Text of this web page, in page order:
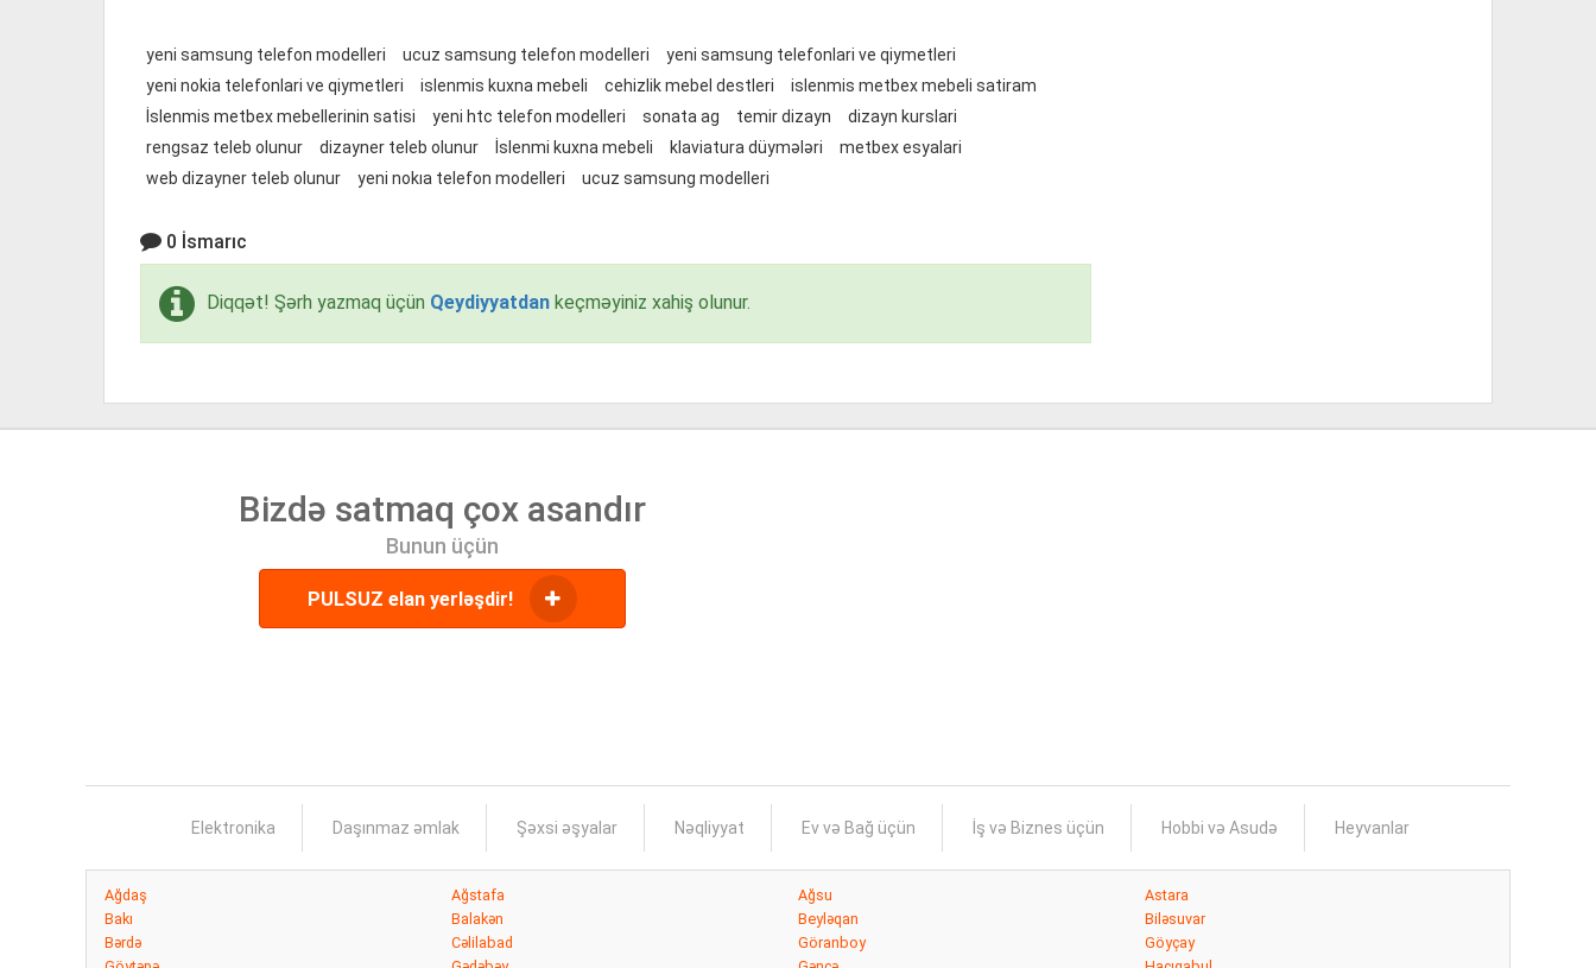
yeni samsung telefon modelleri ucuz samsung telefon modelleri
yeni samsung telefonlari ve qiymetleri
yeni nokia telefonlari ve qiymetleri
islenmis kuxna mebeli cehizlik mebel destleri
islenmis metbex mebeli satiram
İslenmis metbex mebellerinin satisi
yeni htc telefon modelleri sonata ag temir dizayn
dizayn kurslari
rengsaz teleb olunur
dizayner teleb olunur İslenmi kuxna mebeli klaviatura düymələri
metbex esyalari
web dizayner teleb olunur
yeni nokıa telefon modelleri ucuz samsung modelleri
0 İsmarıc
Diqqət! Şərh yazmaq üçün Qeydiyyatdan keçməyiniz xahiş olunur.
Bizdə satmaq çox asandır
Bunun üçün
PULSUZ elan yerləşdir!
Elektronika Daşınmaz əmlak Şəxsi əşyalar Nəqliyyat Ev və Bağ üçün İş və Biznes üçün Hobbi və Asudə Heyvanlar
Ağdaş Ağstafa Ağsu
Astara
Bakı
Balakən Beyləqan
Biləsuvar
Bərdə
Cəlilabad Göranboy
Göyçay